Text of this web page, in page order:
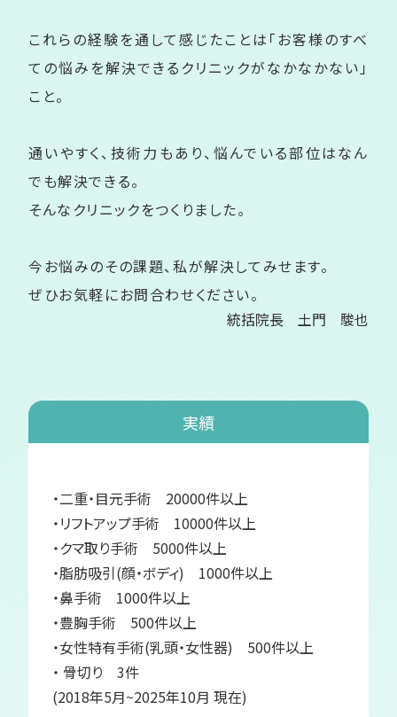
これらの経験を通して感じたことは「お客様のすべ
ての悩みを解決できるクリニックがなかなかない」
こと。
通いやすく、技術力もあり、悩んでいる部位はなん
でも解決できる。
そんなクリニックをつくりました。
今お悩みのその課題、私が解決してみせます。
ぜひお気軽にお問合わせください。
統括院長 土門 駿也
実績
・二重・目元手術 20000件以上
・リフトアップ手術 10000件以上
・クマ取り手術 5000件以上
・脂肪吸引(顔・ボディ) 1000件以上
・鼻手術 1000件以上
・豊胸手術 500件以上
・女性特有手術(乳頭・女性器) 500件以上
・ 骨切り 3件
(2018年5月~2025年10月 現在)